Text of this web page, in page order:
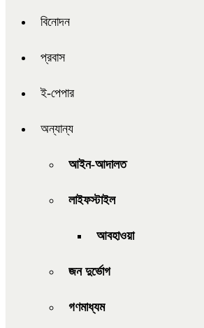
বিনোদন
প্রবাস
ই-পেপার
অন্যান্য
আইন-আদালত
লাইফস্টাইল
আবহাওয়া
জন দুর্ভোগ
গণমাধ্যম